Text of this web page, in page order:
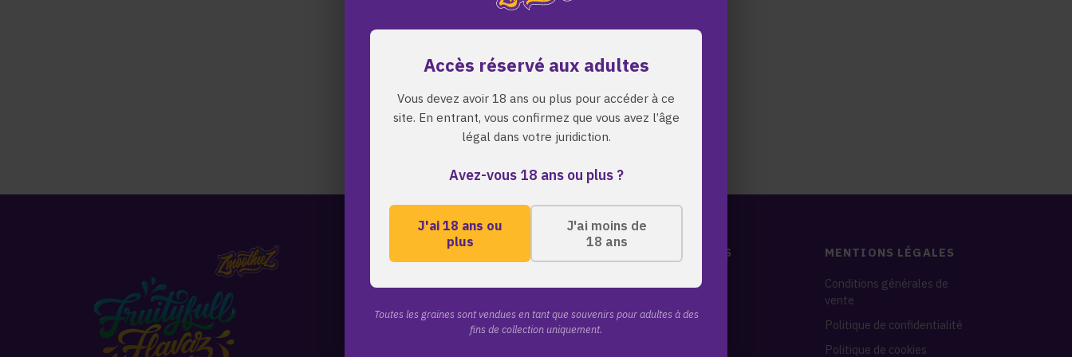
Accès réservé aux adultes
Vous devez avoir 18 ans ou plus pour accéder à ce
site. En entrant, vous confirmez que vous avez l’âge
légal dans votre juridiction.
Avez-vous 18 ans ou plus ?
J'ai 18 ans ou
plus
J'ai moins de
18 ans
Toutes les graines sont vendues en tant que souvenirs pour adultes à des
fins de collection uniquement.
Retour a l'accueil Parcourir les graines
A PROPOS
ZmoothieZ propose des
pour les collectionneurs
exigeants. Genetiques
LIENS RAPIDES
Toutes les graines
A propos de nous
MENTIONS LÉGALES
Conditions générales de
vente
Politique de confidentialité
Politique de cookies